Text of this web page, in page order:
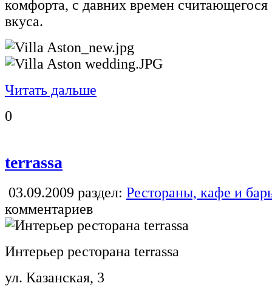
комфорта, с давних времен считающегося
вкуса.
Читать дальше
0
terrassa
03.09.2009 раздел: Рестораны, кафе и
комментариев
Интерьер ресторана terrassa
ул. Казанская, 3